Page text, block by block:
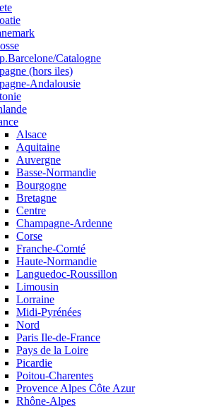
Catalogne
(hors iles)
Andalousie
Alsace
Aquitaine
Auvergne
Basse-Normandie
Bourgogne
Bretagne
Centre
Champagne-Ardenne
Corse
Franche-Comté
Haute-Normandie
Languedoc-Roussillon
Limousin
Lorraine
Midi-Pyrénées
Nord
Paris Ile-de-France
Pays de la Loire
Picardie
Poitou-Charentes
Provence Alpes Côte Azur
Rhône-Alpes